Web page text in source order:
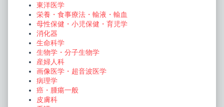
東洋医学
栄養・食事療法・輸液・輸血
母性保健・小児保健・育児学
消化器
生命科学
生物学・分子生物学
産婦人科
画像医学・超音波医学
病理学
癌・腫瘍一般
皮膚科